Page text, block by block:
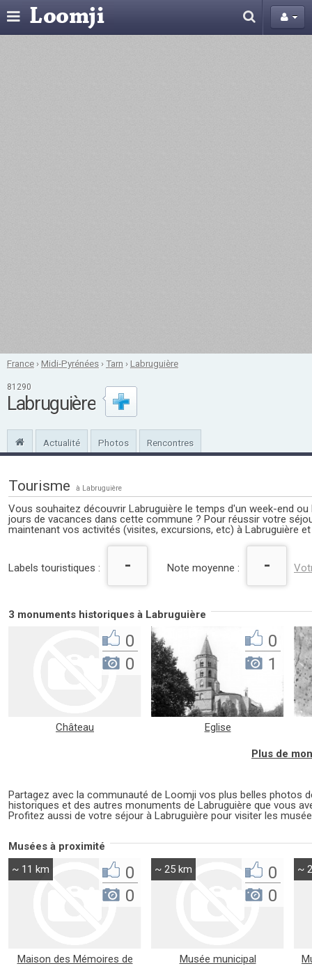
France ›Midi-Pyrénées ›Tarn ›Labruguière
81290
Labruguière
Actualité Photos Rencontres
Tourisme à Labruguière
Vous souhaitez découvrir Labruguière le temps d'un week-end ou
jours de vacances dans cette commune ? Pour réussir votre
maintenant vos activités (visites, excursions, etc) à Labruguière
Labels touristiques : - Note moyenne : -
3 monuments historiques à Labruguière
Château
0
0
Eglise
0
1
Plus de
Partagez avec la communauté de Loomji vos plus belles photos
historiques et des autres monuments de Labruguière que vous
Profitez aussi de votre séjour à Labruguière pour visiter les
Musées à proximité
Maison des Mémoires de
~ 11 km
0
0
Musée municipal
~ 25 km
0
0
~